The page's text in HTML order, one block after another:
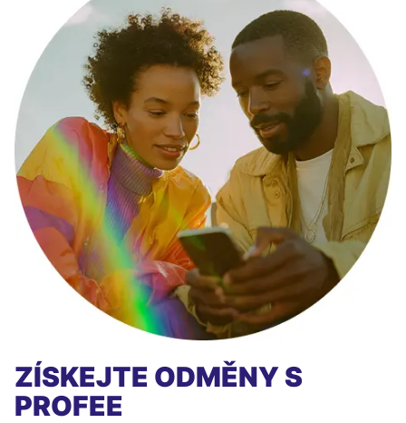
ZÍSKEJTE ODMĚNY S
PROFEE